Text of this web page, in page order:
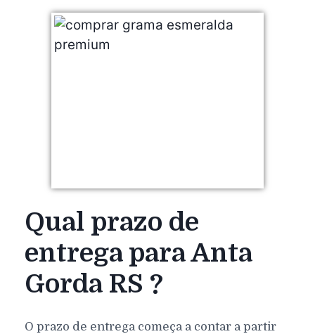
Qual prazo de
entrega para Anta
Gorda RS ?
O prazo de entrega começa a contar a partir